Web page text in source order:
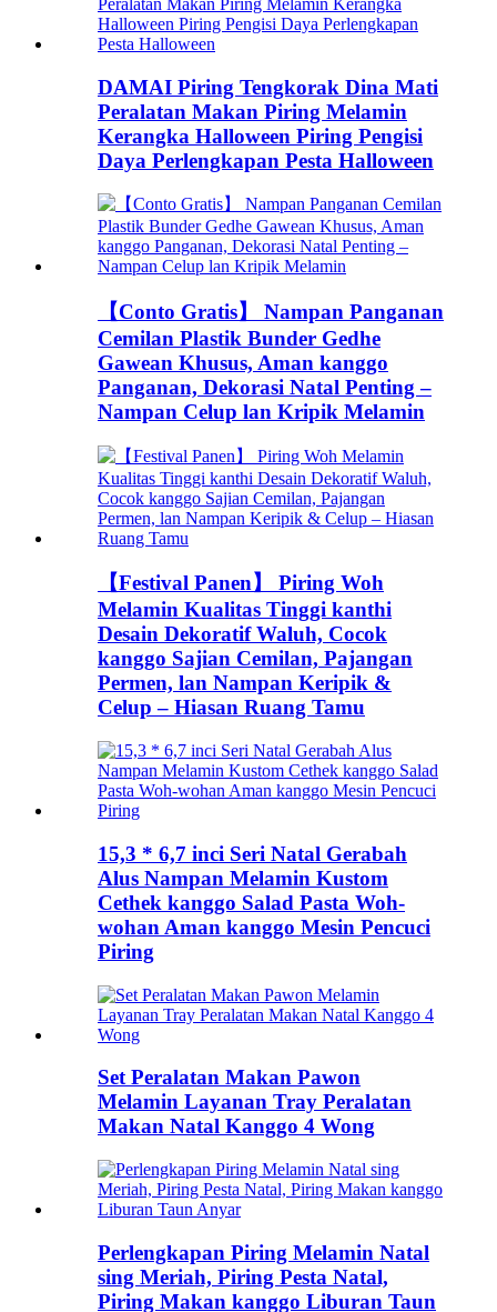
DAMAI Piring Tengkorak Dina Mati
Peralatan Makan Piring Melamin
Kerangka Halloween Piring Pengisi
Daya Perlengkapan Pesta Halloween
【Conto Gratis】 Nampan Panganan
Cemilan Plastik Bunder Gedhe
Gawean Khusus, Aman kanggo
Panganan, Dekorasi Natal Penting –
Nampan Celup lan Kripik Melamin
【Festival Panen】 Piring Woh
Melamin Kualitas Tinggi kanthi
Desain Dekoratif Waluh, Cocok
kanggo Sajian Cemilan, Pajangan
Permen, lan Nampan Keripik &
Celup – Hiasan Ruang Tamu
15,3 * 6,7 inci Seri Natal Gerabah
Alus Nampan Melamin Kustom
Cethek kanggo Salad Pasta Woh-
wohan Aman kanggo Mesin Pencuci
Piring
Set Peralatan Makan Pawon
Melamin Layanan Tray Peralatan
Makan Natal Kanggo 4 Wong
Perlengkapan Piring Melamin Natal
sing Meriah, Piring Pesta Natal,
Piring Makan kanggo Liburan Taun